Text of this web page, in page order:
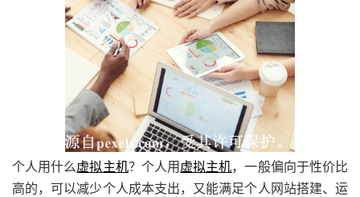
个人用什么虚拟主机？个人用 虚拟主机，一般偏向于性价比
高的，可以减少个人成本支出，又能满足个人网站搭建、运